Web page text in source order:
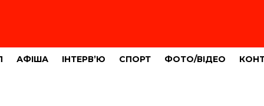
АФІША ІНТЕРВ’Ю СПОРТ ФОТО/ВІДЕО